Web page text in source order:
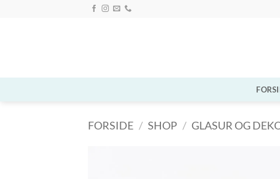
FORSIDE / SHOP / GLASUR OG